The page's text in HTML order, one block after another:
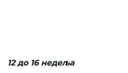
12 до 16 недеља